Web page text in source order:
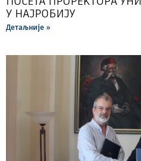
У НАЈРОБИЈУ
Детаљније »